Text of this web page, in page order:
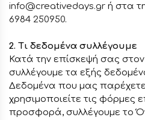
info@creativedays.gr ή στα
6984 250950.
2. Τι δεδομένα συλλέγουμε
Κατά την επίσκεψή σας
συλλέγουμε τα εξής
Δεδομένα που μας
χρησιμοποιείτε τις φόρμες
προσφορά, συλλέγουμε το
Ι.ΤΣΑΛΟΥΧΊΔΗ 16-20,